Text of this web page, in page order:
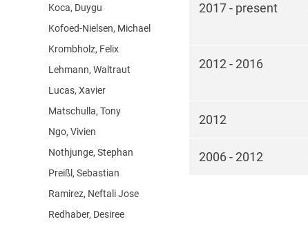
Koca, Duygu
Kofoed-Nielsen, Michael
Krombholz, Felix
Lehmann, Waltraut
Lucas, Xavier
Matschulla, Tony
Ngo, Vivien
Nothjunge, Stephan
Preißl, Sebastian
Ramirez, Neftali Jose
Redhaber, Desiree
2017 - present
2012 - 2016
2012
2006 - 2012